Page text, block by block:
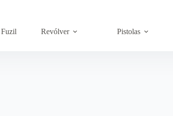
Fuzil Revólver Pistolas